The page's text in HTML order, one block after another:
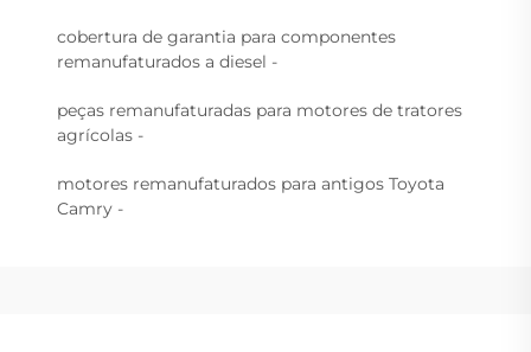
cobertura de garantia para componentes
remanufaturados a diesel -
peças remanufaturadas para motores de tratores
agrícolas -
motores remanufaturados para antigos Toyota
Camry -